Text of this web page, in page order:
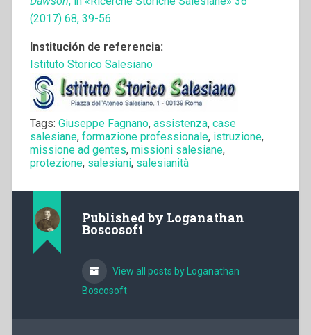
(2017) 68, 39-56.
Institución de referencia:
Istituto Storico Salesiano
Tags: Giuseppe Fagnano, assistenza, case
salesiane, formazione professionale, istruzione,
missione ad gentes, missioni salesiane,
protezione, salesiani, salesianità
Published by Loganathan
Boscosoft
View all posts by Loganathan
Boscosoft